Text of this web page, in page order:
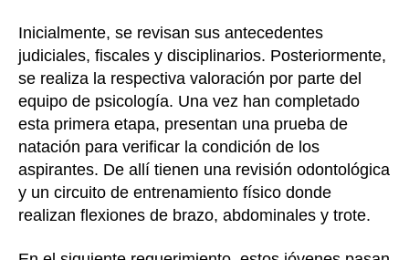
Inicialmente, se revisan sus antecedentes
judiciales, fiscales y disciplinarios. Posteriormente,
se realiza la respectiva valoración por parte del
equipo de psicología. Una vez han completado
esta primera etapa, presentan una prueba de
natación para verificar la condición de los
aspirantes. De allí tienen una revisión odontológica
y un circuito de entrenamiento físico donde
realizan flexiones de brazo, abdominales y trote.